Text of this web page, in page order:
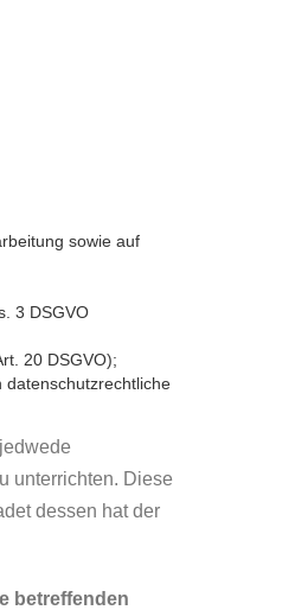
sowie auf
3 DSGVO
20 DSGVO);
datenschutzrechtliche
unterrichten. Diese
dessen hat der
betreffenden